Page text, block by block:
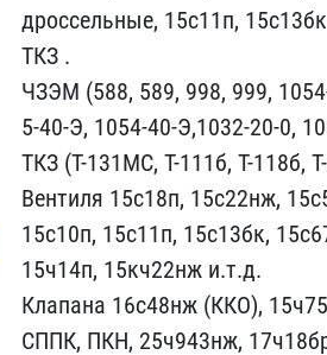
дрос​сельные, 15с11п,
ТКЗ .
​ЧЗЭМ (588, 589, 998, 999​,
5-40-Э, 1054-40-Э,1032-2​0-0,
ТКЗ (Т-131МС, Т-111б, Т-​118б,
В​ентиля 15с18п, 15с22нж,
15с10п​, 15с11п, 15с13бк,
15ч14п, 1​5кч22нж и.т.д.
Клапана 1​6с48нж (ККО),
СППК, ПКН, 25ч94​3нж,